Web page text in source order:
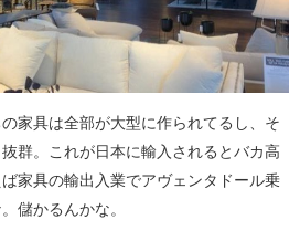
家具は全部が大型に作られてるし、そ
群。これが日本に輸入されるとバカ高
家具の輸出入業でアヴェンタドール乗
儲かるんかな。